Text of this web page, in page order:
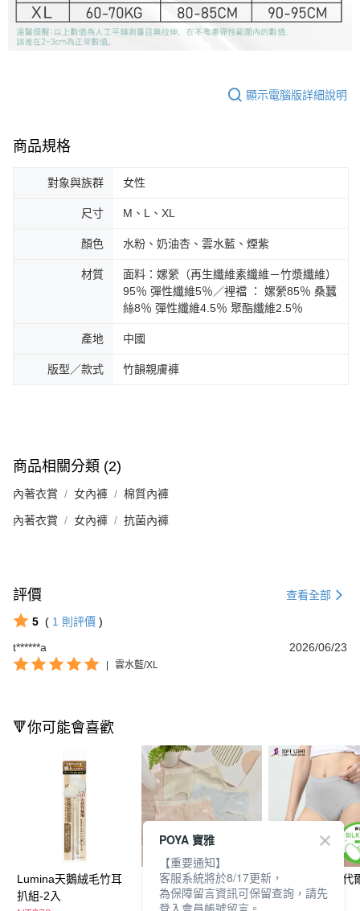
顯示電腦版詳細說明
商品規格
對象與族群 女性
尺寸 M、L、XL
顏色 水粉、奶油杏、雲水藍、煙紫
材質
面料：嫘縈（再生纖維素纖維－竹漿纖維）
95％ 彈性纖維5％／裡襠 ： 嫘縈85％ 桑蠶
絲8％ 彈性纖維4.5％ 聚酯纖維2.5％
產地 中國
版型／款式 竹韻親膚褲
商品相關分類 (2)
內著衣賞 女內褲 棉質內褲
內著衣賞 女內褲 抗菌內褲
評價 查看全部
5 ( 1 則評價 )
t******a
2026/06/23
雲水藍/XL
🔻你可能會喜歡
Lumina天鵝絨毛竹耳
扒組-2入
裸感親膚褲
舒芙蕾 親膚莫代
內褲
POYA 寶雅
【重要通知】
客服系統將於8/17更新，
為保障留言資訊可保留查詢，請先
登入會員帳號留言。